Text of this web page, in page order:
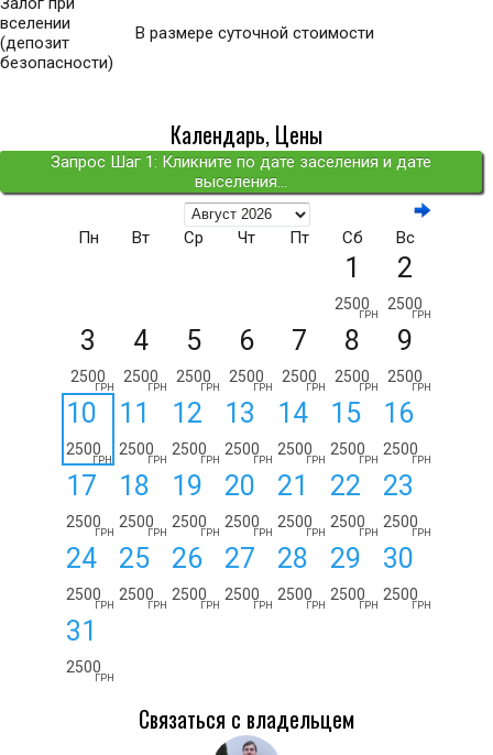
вселении
(депозит
безопасности)
В размере суточной стоимости
Календарь, Цены
Запрос Шаг 1: Кликните по дате заселения и дате
выселения...
Пн Вт Ср Чт Пт Сб Вс
1
2500
ГРН
2
2500
ГРН
3
2500
ГРН
4
2500
ГРН
5
2500
ГРН
6
2500
ГРН
7
2500
ГРН
8
2500
ГРН
9
2500
ГРН
10
2500
ГРН
11
2500
ГРН
12
2500
ГРН
13
2500
ГРН
14
2500
ГРН
15
2500
ГРН
16
2500
ГРН
17
2500
ГРН
18
2500
ГРН
19
2500
ГРН
20
2500
ГРН
21
2500
ГРН
22
2500
ГРН
23
2500
ГРН
24
2500
ГРН
25
2500
ГРН
26
2500
ГРН
27
2500
ГРН
28
2500
ГРН
29
2500
ГРН
30
2500
ГРН
31
2500
ГРН
Связаться с владельцем